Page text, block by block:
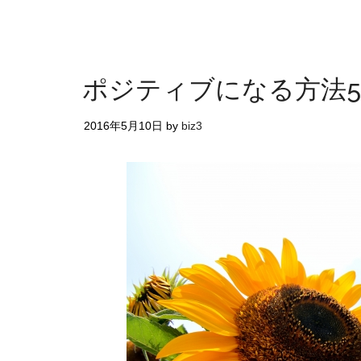
ポジティブになる方法
2016年5月10日 by biz3